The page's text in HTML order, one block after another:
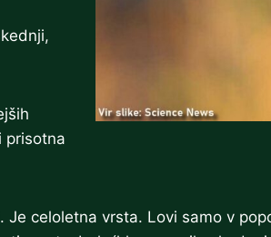
prisotna
celoletna vrsta. Lovi samo v